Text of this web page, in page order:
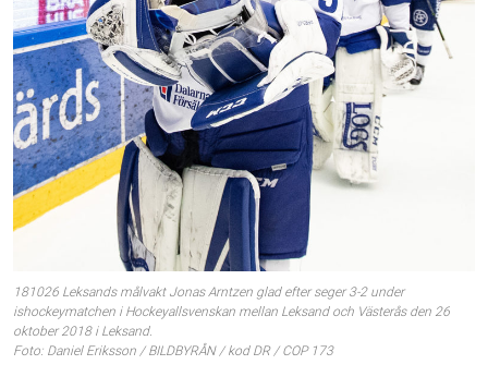
181026 Leksands målvakt Jonas Arntzen glad efter seger 3-2 under
ishockeymatchen i Hockeyallsvenskan mellan Leksand och Västerås den 26
oktober 2018 i Leksand.
Foto: Daniel Eriksson / BILDBYRÅN / kod DR / COP 173